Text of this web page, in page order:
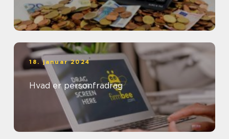
18. januar 2024
Hvad er personfradrag